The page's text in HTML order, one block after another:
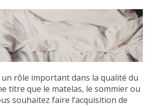
rôle important dans la qualité du
titre que le matelas, le sommier ou
souhaitez faire l’acquisition de